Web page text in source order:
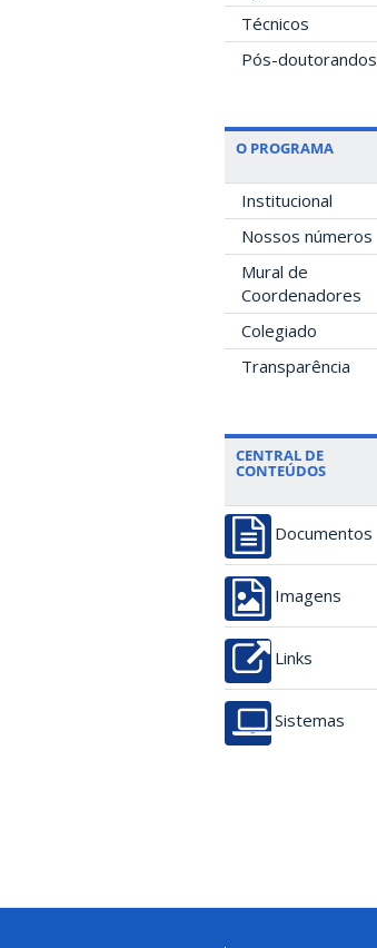
Técnicos
Pós-doutorandos
O PROGRAMA
Institucional
Nossos números
Mural de
Coordenadores
Colegiado
Transparência
CENTRAL DE
CONTEÚDOS
Documentos
Imagens
Links
Sistemas